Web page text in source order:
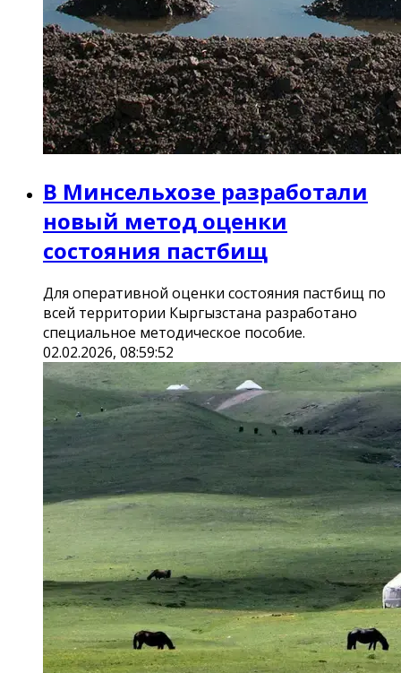
В Минсельхозе разработали
новый метод оценки
состояния пастбищ
Для оперативной оценки состояния пастбищ по
всей территории Кыргызстана разработано
специальное методическое пособие.
02.02.2026, 08:59:52